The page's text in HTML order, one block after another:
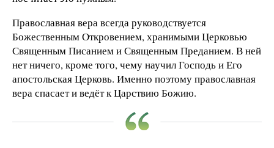
Православная вера всегда руководствуется
Божественным Откровением, хранимыми Церковью
Священным Писанием и Священным Преданием. В ней
нет ничего, кроме того, чему научил Господь и Его
апостольская Церковь. Именно поэтому православная
вера спасает и ведёт к Царствию Божию.